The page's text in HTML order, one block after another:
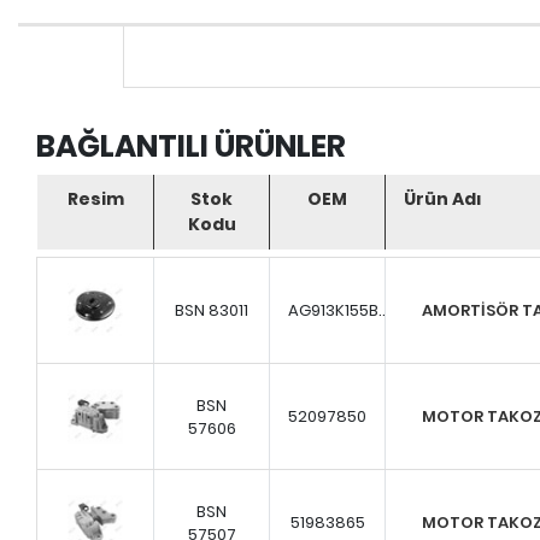
BAĞLANTILI ÜRÜNLER
Resim
Stok
Kodu
OEM Ürün Adı
BSN 83011 AG913K155B... AMORTİSÖR
BSN
57606
52097850 MOTOR
BSN
57507
51983865 MOTOR